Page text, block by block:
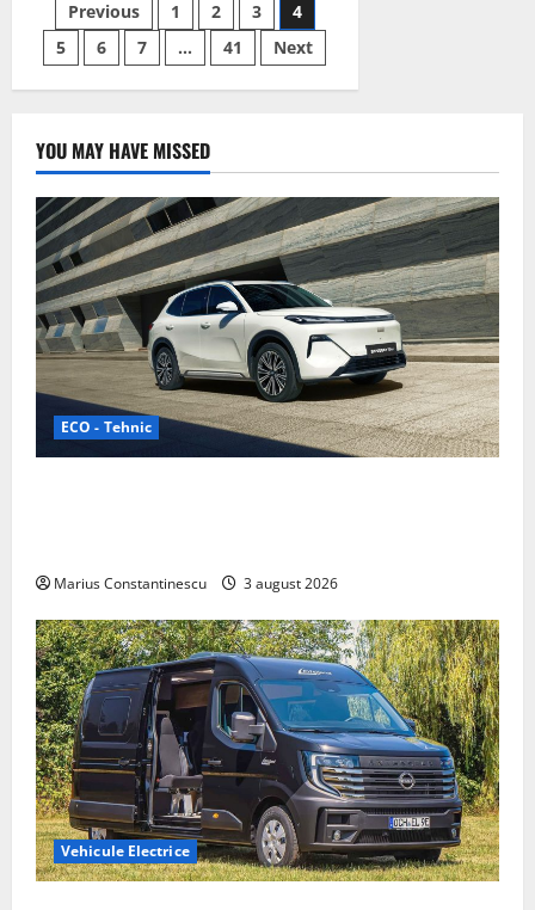
Paginație
articole
Previous 1 2 3
4
5
6 7 … 41 Next
YOU MAY HAVE MISSED
ECO - Tehnic
Marius Constantinescu 3 august 2026
Vehicule Electrice